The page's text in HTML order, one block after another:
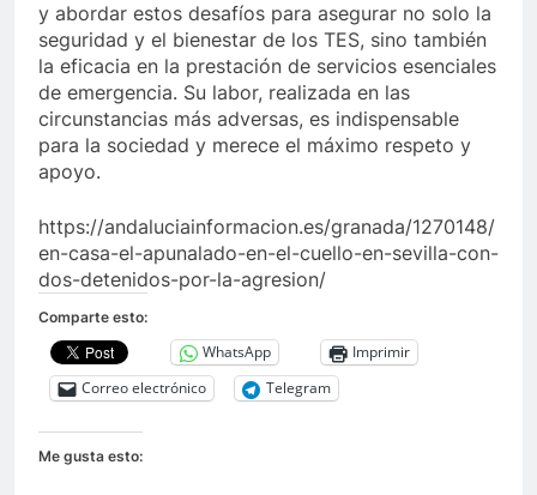
y abordar estos desafíos para asegurar no solo la
seguridad y el bienestar de los TES, sino también
la eficacia en la prestación de servicios esenciales
de emergencia. Su labor, realizada en las
circunstancias más adversas, es indispensable
para la sociedad y merece el máximo respeto y
apoyo.
https://andaluciainformacion.es/granada/1270148/
en-casa-el-apunalado-en-el-cuello-en-sevilla-con-
dos-detenidos-por-la-agresion/
Comparte esto:
WhatsApp
Imprimir
Correo electrónico
Telegram
Me gusta esto: